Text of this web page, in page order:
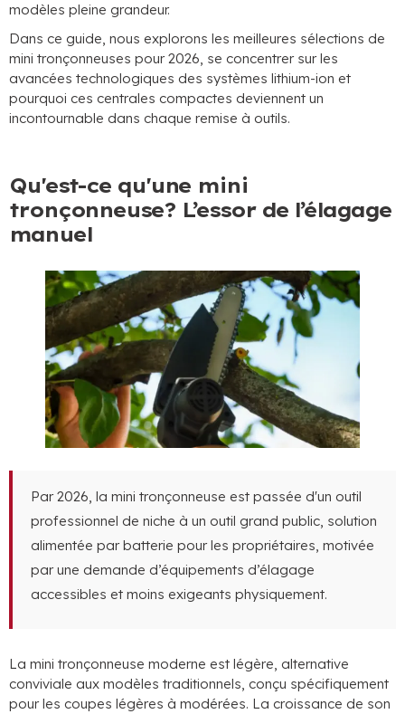
modèles pleine grandeur.
Dans ce guide, nous explorons les meilleures sélections de
mini tronçonneuses pour 2026, se concentrer sur les
avancées technologiques des systèmes lithium-ion et
pourquoi ces centrales compactes deviennent un
incontournable dans chaque remise à outils.
Qu'est-ce qu'une mini
tronçonneuse? L’essor de l’élagage
manuel
Par 2026, la mini tronçonneuse est passée d'un outil
professionnel de niche à un outil grand public, solution
alimentée par batterie pour les propriétaires, motivée
par une demande d’équipements d’élagage
accessibles et moins exigeants physiquement.
La mini tronçonneuse moderne est légère, alternative
conviviale aux modèles traditionnels, conçu spécifiquement
pour les coupes légères à modérées. La croissance de son